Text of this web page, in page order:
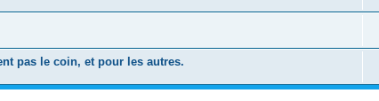
pas le coin, et pour les autres.